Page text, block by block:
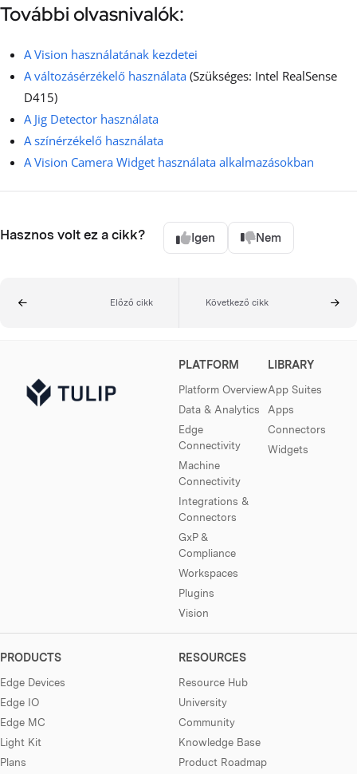
További olvasnivalók:
A Vision használatának kezdetei
A változásérzékelő használata (Szükséges: Intel RealSense
D415)
A Jig Detector használata
A színérzékelő használata
A Vision Camera Widget használata alkalmazásokban
Hasznos volt ez a cikk? Igen Nem
Előző cikk Következő cikk
PLATFORM
Platform Overview
Data & Analytics
Edge
Connectivity
Machine
Connectivity
Integrations &
Connectors
GxP &
Compliance
Workspaces
Plugins
Vision
LIBRARY
App Suites
Apps
Connectors
Widgets
PRODUCTS
Edge Devices
Edge IO
Edge MC
Light Kit
Plans
RESOURCES
Resource Hub
University
Community
Knowledge Base
Product Roadmap